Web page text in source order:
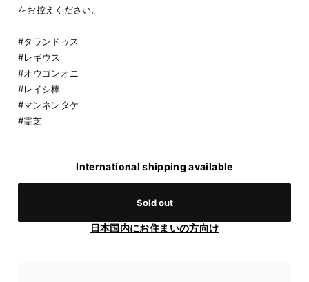
をお控えください。
#タランドゥス
#レギウス
#オウゴンオニ
#レイシ棒
#マンネンタケ
#霊芝
International shipping available
Sold out
日本国内にお住まいの方向け